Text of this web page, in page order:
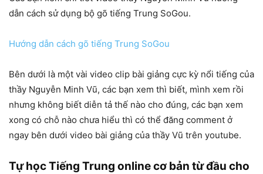
dẫn cách sử dụng bộ gõ tiếng Trung SoGou.
Hướng dẫn cách gõ tiếng Trung SoGou
Bên dưới là một vài video clip bài giảng cực kỳ nổi tiếng của
thầy Nguyễn Minh Vũ, các bạn xem thì biết, mình xem rồi
nhưng không biết diễn tả thế nào cho đúng, các bạn xem
xong có chỗ nào chưa hiểu thì có thể đăng comment ở
ngay bên dưới video bài giảng của thầy Vũ trên youtube.
Tự học Tiếng Trung online cơ bản từ đầu cho